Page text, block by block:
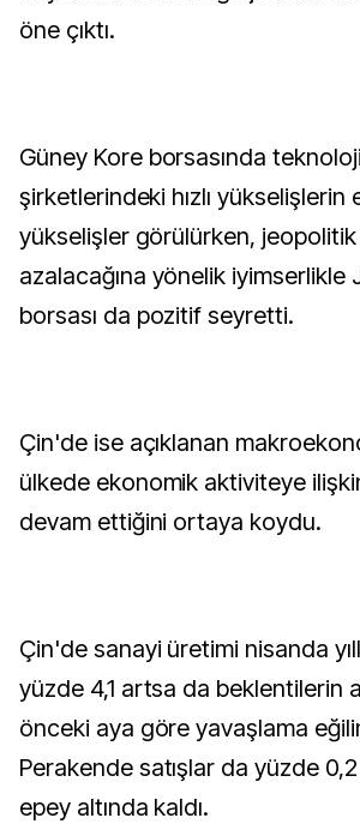
öne çıktı.
Güney Kore borsasında
şirketlerindeki hızlı
yükselişler görülürken,
azalacağına yönelik iyimserlikle
borsası da pozitif seyretti.
Çin'de ise açıklanan
ülkede ekonomik aktiviteye
devam ettiğini ortaya koydu.
Çin'de sanayi üretimi nisanda
yüzde 4,1 artsa da beklentilerin
önceki aya göre yavaşlama
Perakende satışlar da yüzde
epey altında kaldı.